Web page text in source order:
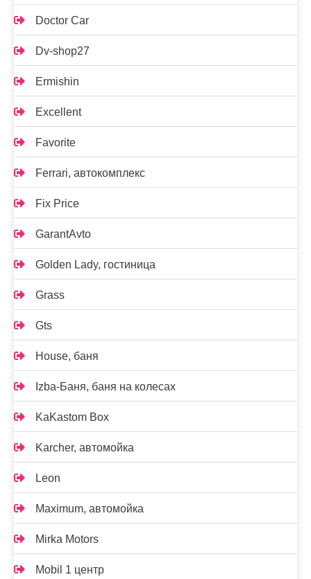
Doctor Car
Dv-shop27
Ermishin
Excellent
Favorite
Ferrari, автокомплекс
Fix Price
GarantAvto
Golden Lady, гостиница
Grass
Gts
House, баня
Izba-Баня, баня на колесах
KaKastom Box
Karcher, автомойка
Leon
Maximum, автомойка
Mirka Motors
Mobil 1 центр